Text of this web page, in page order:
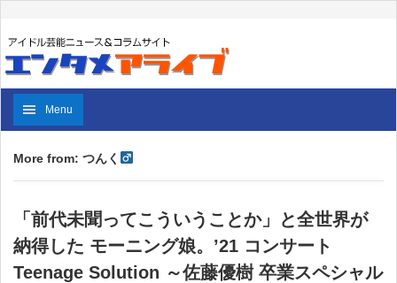
Menu
More from: つんく
「前代未聞ってこういうことか」と全世界が
納得した モーニング娘。’21 コンサート
Teenage Solution ～佐藤優樹 卒業スペシャル